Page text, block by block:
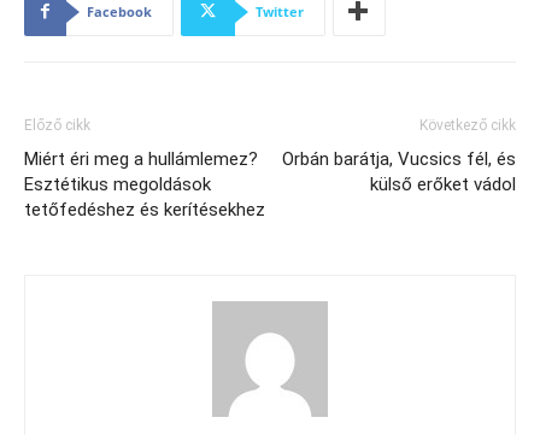
Facebook Twitter
Előző cikk
Miért éri meg a hullámlemez?
Esztétikus megoldások
tetőfedéshez és kerítésekhez
Következő cikk
Orbán barátja, Vucsics fél, és
külső erőket vádol